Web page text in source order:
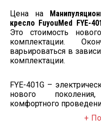
Цена на
кресло FuyouMed FYE-
Это стоимость
комплектации.
варьироваться в
комплектации.
FYE-401G –
нового
комфортного